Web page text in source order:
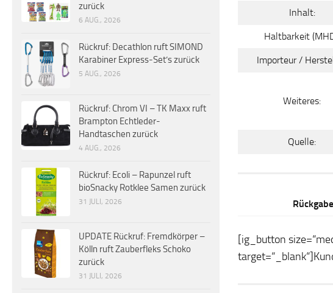
Inhalt:
Haltbarkeit
Importeur /
Weiteres:
Quelle:
[ig_button
zurück
6 AUG., 2026
Rückruf: Decathlon ruft SIMOND
Karabiner Express-Set’s zurück
5 AUG., 2026
Rückruf: Chrom VI – TK Maxx ruft
Brampton Echtleder-
Handtaschen zurück
4 AUG., 2026
Rückruf: Ecoli – Rapunzel ruft
bioSnacky Rotklee Samen zurück
31 JULI, 2026
UPDATE Rückruf: Fremdkörper –
Kölln ruft Zauberfleks Schoko
zurück
31 JULI, 2026